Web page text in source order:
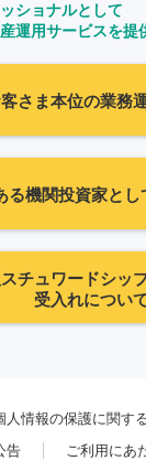
ショナルとして
運用サービスを提
さま本位の業務
る機関投資家とし
スチュワードシッ
受入れについ
人情報の保護に関す
告 ご利用にあ